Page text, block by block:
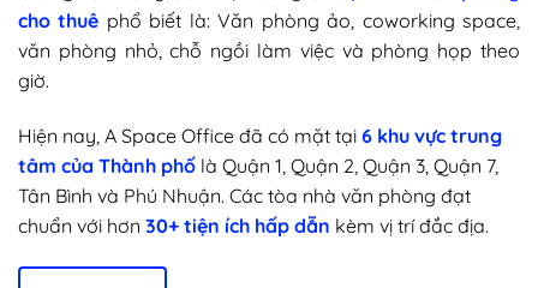
cho thuê phổ biết là: Văn phòng ảo, coworking space,
văn phòng nhỏ, chỗ ngồi làm việc và phòng họp theo
giờ.
Hiện nay, A Space Office đã có mặt tại 6 khu vực trung
tâm của Thành phố là Quận 1, Quận 2, Quận 3, Quận 7,
Tân Bình và Phú Nhuận. Các tòa nhà văn phòng đạt
chuẩn với hơn 30+ tiện ích hấp dẫn kèm vị trí đắc địa.